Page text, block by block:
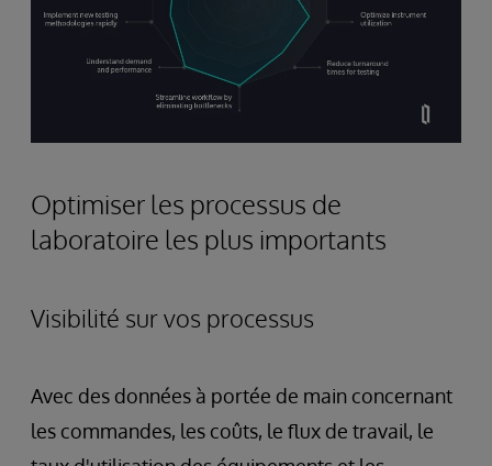
Optimiser les processus de
laboratoire les plus importants
Visibilité sur vos processus
Avec des données à portée de main concernant
les commandes, les coûts, le flux de travail, le